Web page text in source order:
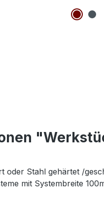
oder Stahl gehärtet /
mit Systembreite